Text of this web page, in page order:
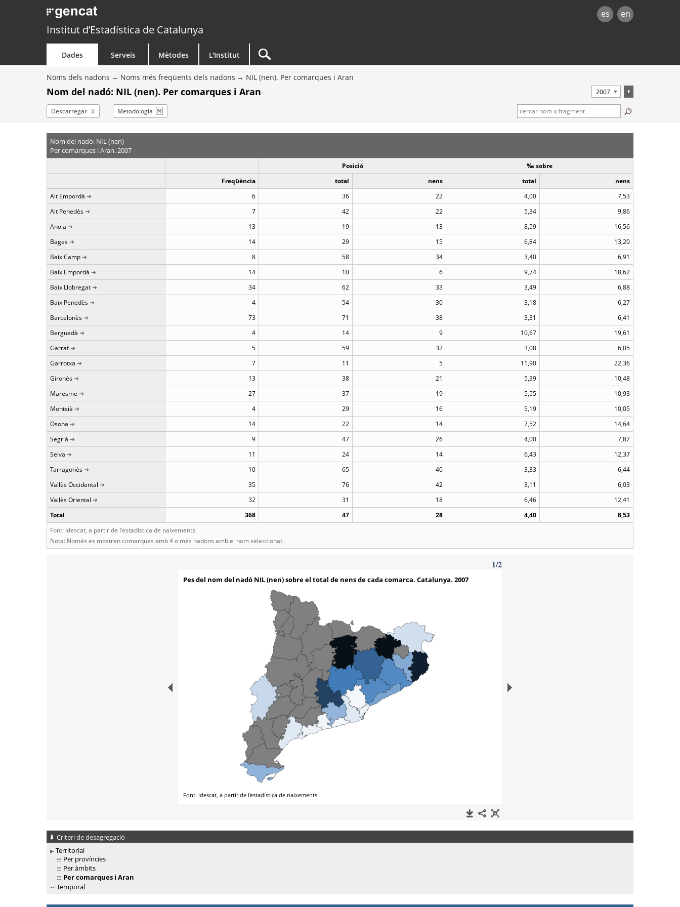
es en
Institut d’Estadística de Catalunya
Dades Serveis Mètodes L'Institut
Noms dels nadons Noms més freqüents dels nadons NIL (nen). Per comarques i Aran
Nom del nadó: NIL (nen). Per comarques i Aran
Descarregar Metodologia
Nom del nadó: NIL (nen)
Per comarques i Aran. 2007
Posició
‰ sobre
Freqüència
total nens total
nens
Alt Empordà
6 36 22 4,00
7,53
Alt Penedès
7 42 22 5,34
9,86
Anoia
13 19 13 8,59
16,56
Bages
14 29 15 6,84
13,20
Baix Camp
8 58 34 3,40
6,91
Baix Empordà
14 10 6 9,74
18,62
Baix Llobregat
34 62 33 3,49
6,88
Baix Penedès
4 54 30 3,18
6,27
Barcelonès
73 71 38 3,31
6,41
Berguedà
4 14 9 10,67
19,61
Garraf
5 59 32 3,08
6,05
Garrotxa
7 11 5 11,90
22,36
Gironès
13 38 21 5,39
10,48
Maresme
27 37 19 5,55
10,93
Montsià
4 29 16 5,19
10,05
Osona
14 22 14 7,52
14,64
Segrià
9 47 26 4,00
7,87
Selva
11 24 14 6,43
12,37
Tarragonès
10 65 40 3,33
6,44
Vallès Occidental
35 76 42 3,11
6,03
Vallès Oriental
32 31 18 6,46
12,41
Total
368 47 28 4,40
8,53
Font: Idescat, a partir de l'estadística de naixements.
Nota: Només es mostren comarques amb 4 o més nadons amb el nom seleccionat.
Criteri de desagregació
Territorial
Per províncies
Per àmbits
Per comarques i Aran
Temporal